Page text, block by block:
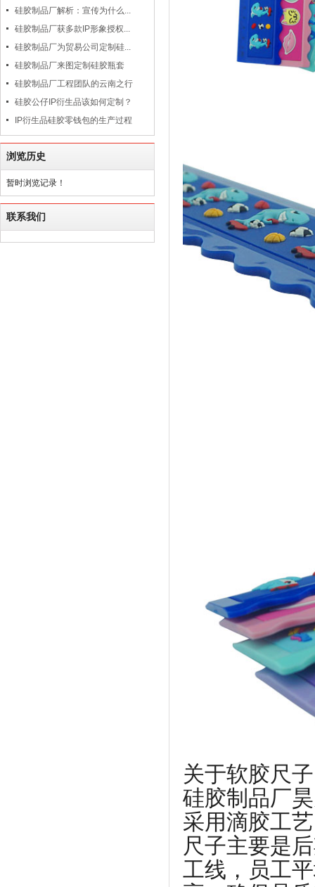
硅胶制品厂解析：宣传为什么...
硅胶制品厂获多款IP形象授权...
硅胶制品厂为贸易公司定制硅...
硅胶制品厂来图定制硅胶瓶套
硅胶制品厂工程团队的云南之行
硅胶公仔IP衍生品该如何定制？
IP衍生品硅胶零钱包的生产过程
浏览历史
暂时浏览记录！
联系我们
关于软胶尺
硅胶制品厂
采用滴胶工
尺子主要是
工线，员工